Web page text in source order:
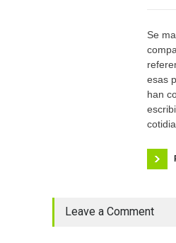
Se
esas
han
Leave a Comment